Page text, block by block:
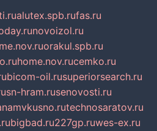
alutex.spb.rufas.ru
novoizol.ru
orakul.spb.ru
home.nov.rucemko.ru
bicom-oil.rusuperiorsearch.ru
sn-hram.rusenovosti.ru
technosaratov.ru
bigbad.ru227gp.ruwes-ex.ru